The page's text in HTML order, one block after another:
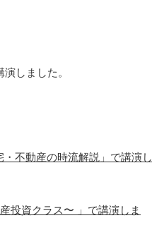
しました。
不動産の時流解説」で講演し
投資クラス〜 」で講演しま